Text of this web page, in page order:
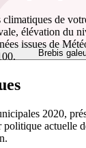
Brebis
de
élévation du
issues de
2020,
actuelle